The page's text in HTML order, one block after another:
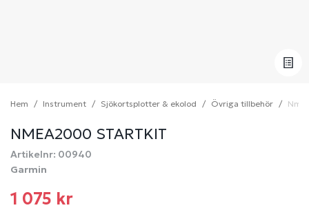
Hem Instrument Sjökortsplotter & ekolod Övriga tillbehör
NMEA2000 STARTKIT
Artikelnr: 00940
Garmin
1 075 kr